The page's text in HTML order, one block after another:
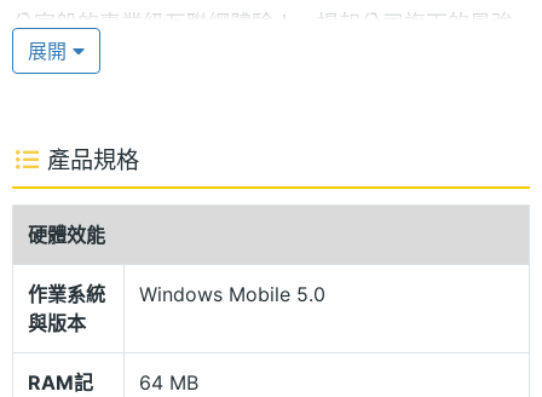
公室般的專業級互聯網體驗！」提起公司旗下的最強
勁產品，宏達電（HTC）集團的總裁興奮之情溢於言
為 9 月 15 日。
Vodafone VPA IV 以及 Orange SPV 3G，另外，德國
的運營商 T-Mobile 也宣稱將發售可以折疊旋轉 VGA
螢幕的 PPC 作業平台 3G 手機。
展開
產品規格
硬體效能
作業系統
與版本
Windows Mobile 5.0
RAM記
64 MB